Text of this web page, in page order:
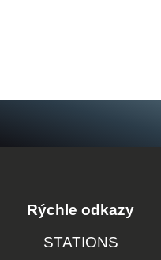
Rýchle odkazy
STATIONS